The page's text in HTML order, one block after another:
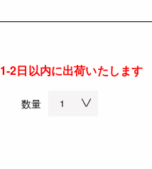
1-2日以内に出荷いたします
数量